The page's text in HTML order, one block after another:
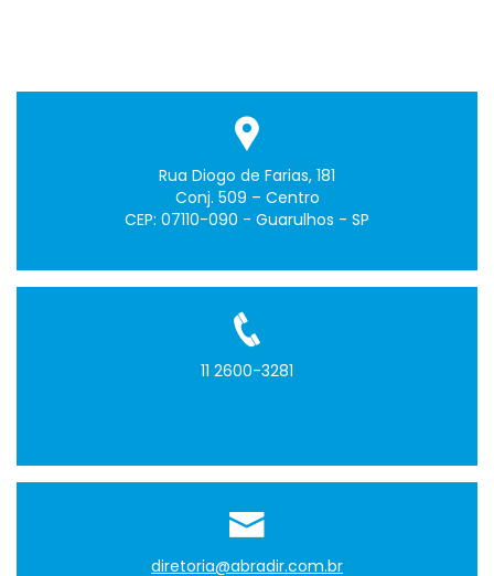
Rua Diogo de Farias, 181
Conj. 509 – Centro
CEP: 07110-090 - Guarulhos - SP
11 2600-3281
diretoria@abradir.com.br